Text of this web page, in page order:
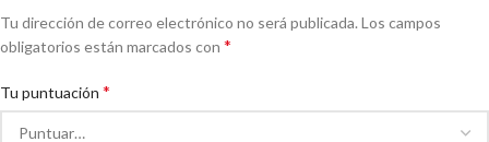
Tu dirección de correo electrónico no será publicada. Los campos
obligatorios están marcados con *
Tu puntuación *